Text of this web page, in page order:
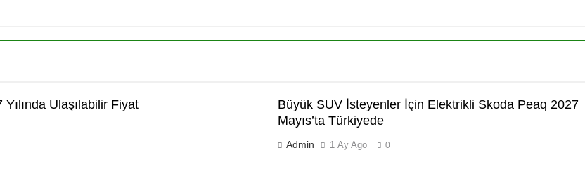
Ulaşılabilir Fiyat
Büyük SUV İsteyenler İçin Elektrikli Skoda Peaq 2027
Mayıs’ta Türkiyede
Admin 1 Ay Ago 0